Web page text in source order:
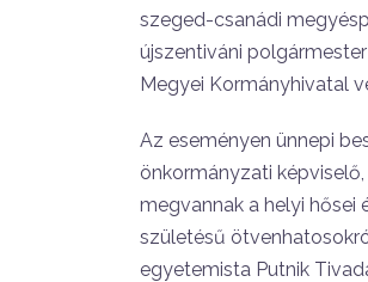
szeged-csanádi
újszentiváni
Megyei Kormányhivatal
Az eseményen ünnepi
önkormányzati
megvannak a helyi hősei
születésű
egyetemista Putnik